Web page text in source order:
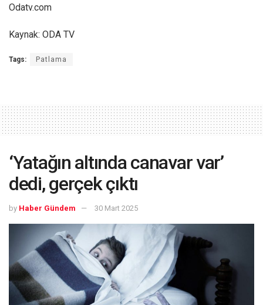
Odatv.com
Kaynak: ODA TV
Tags: Patlama
‘Yatağın altında canavar var’
dedi, gerçek çıktı
by Haber Gündem 30 Mart 2025